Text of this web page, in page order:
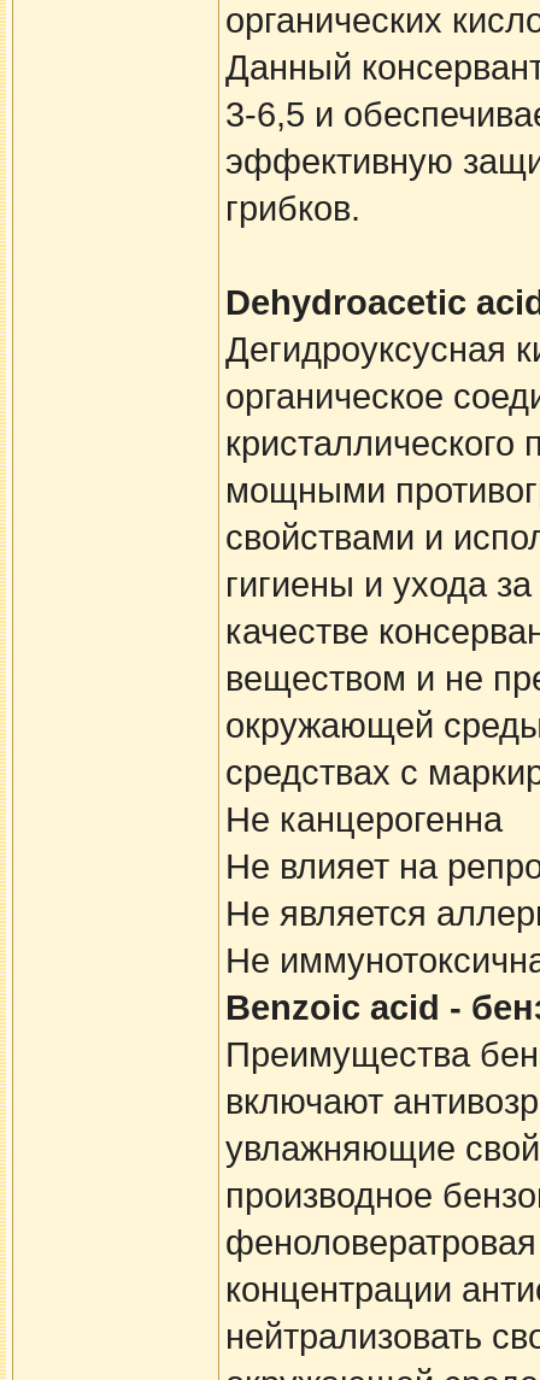
органических
Данный
3-6,5 и
эффективную
грибков.
Dehydroacetic
Дегидроуксусная
органическое
мощными
свойствами и
гигиены и ухода
качестве
веществом и не
окружающей
средствах с
Не канцерогенна
Не влияет на
Не является
Не
Benzoic acid -
Преимущества
включают
увлажняющие
производное
концентрации
нейтрализовать